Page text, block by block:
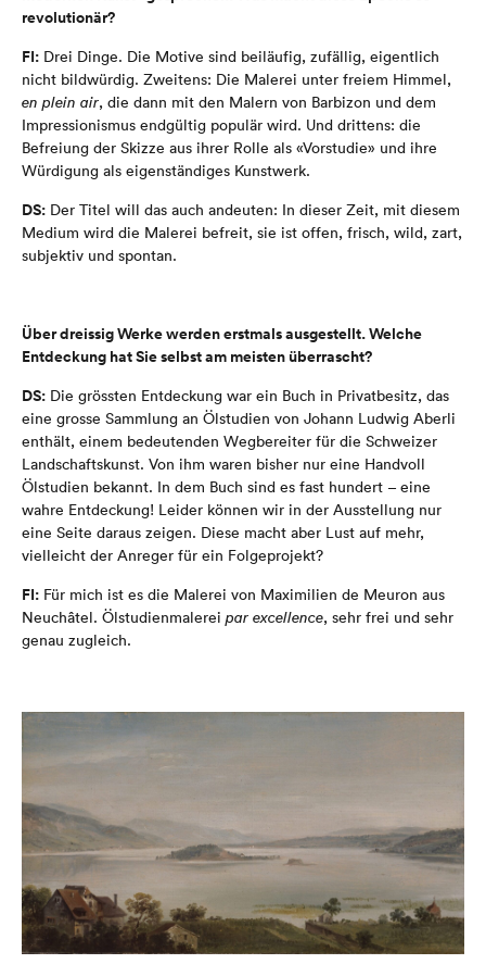
revolutionär?
FI: Drei Dinge. Die Motive sind beiläufig, zufällig, eigentlich
nicht bildwürdig. Zweitens: Die Malerei unter freiem Himmel,
en plein air, die dann mit den Malern von Barbizon und dem
Impressionismus endgültig populär wird. Und drittens: die
Befreiung der Skizze aus ihrer Rolle als «Vorstudie» und ihre
Würdigung als eigenständiges Kunstwerk.
DS: Der Titel will das auch andeuten: In dieser Zeit, mit diesem
Medium wird die Malerei befreit, sie ist offen, frisch, wild, zart,
subjektiv und spontan.
Über dreissig Werke werden erstmals ausgestellt. Welche
Entdeckung hat Sie selbst am meisten überrascht?
DS: Die grössten Entdeckung war ein Buch in Privatbesitz, das
eine grosse Sammlung an Ölstudien von Johann Ludwig Aberli
enthält, einem bedeutenden Wegbereiter für die Schweizer
Landschaftskunst. Von ihm waren bisher nur eine Handvoll
Ölstudien bekannt. In dem Buch sind es fast hundert – eine
wahre Entdeckung! Leider können wir in der Ausstellung nur
eine Seite daraus zeigen. Diese macht aber Lust auf mehr,
vielleicht der Anreger für ein Folgeprojekt?
FI: Für mich ist es die Malerei von Maximilien de Meuron aus
Neuchâtel. Ölstudienmalerei par excellence, sehr frei und sehr
genau zugleich.